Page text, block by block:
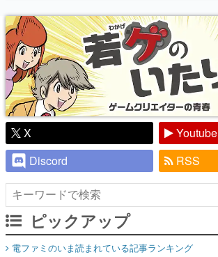
X
Youtube
Discord
RSS
ピックアップ
電ファミのいま読まれている記事ランキング
アプリセール情報
インタビュー